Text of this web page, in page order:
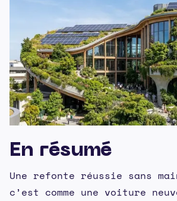
En résumé
Une refonte réussie sans
c’est comme une voiture